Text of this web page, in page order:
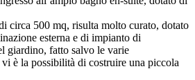
circa 500 mq, risulta molto curato, dotato
esterna e di impianto di
giardino, fatto salvo le varie
è la possibilità di costruire una piccola